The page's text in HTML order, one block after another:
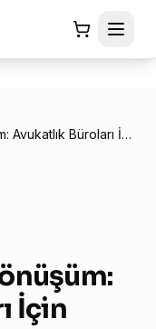
Hukukta Dijital Dönüşüm: Avukatlık Büroları İçin Profesyonel Bilişim Hizmetlerinin Önemi
İçin